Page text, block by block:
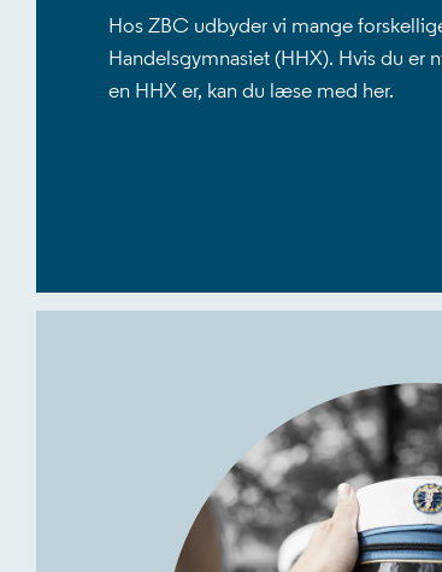
Hos ZBC udbyder vi mange
Handelsgymnasiet (HHX). Hvis du er
en HHX er, kan du læse med her.